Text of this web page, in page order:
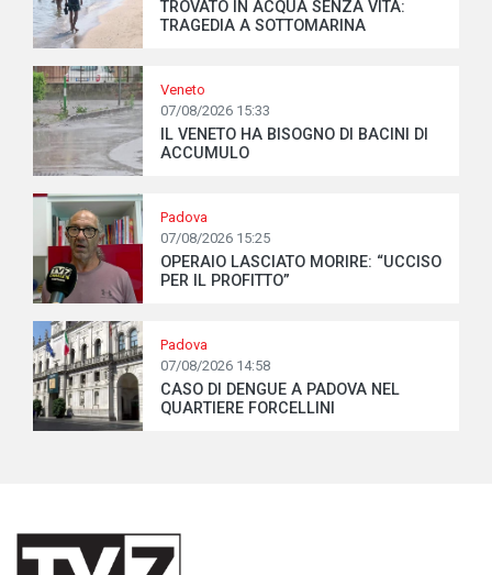
TROVATO IN ACQUA SENZA VITA:
TRAGEDIA A SOTTOMARINA
Veneto
07/08/2026 15:33
IL VENETO HA BISOGNO DI BACINI DI
ACCUMULO
Padova
07/08/2026 15:25
OPERAIO LASCIATO MORIRE: “UCCISO
PER IL PROFITTO”
Padova
07/08/2026 14:58
CASO DI DENGUE A PADOVA NEL
QUARTIERE FORCELLINI